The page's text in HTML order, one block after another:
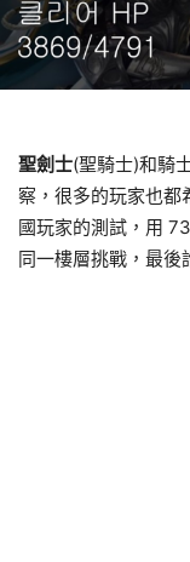
聖劍士(聖騎士)和騎
察，很多的玩家也都
國玩家的測試，用
同一樓層挑戰，最後